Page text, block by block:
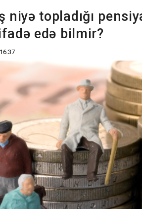
niyə topladığı
edə bilmir?